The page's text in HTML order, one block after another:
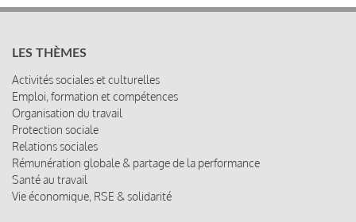
LES THÈMES
Activités sociales et culturelles
Emploi, formation et compétences
Organisation du travail
Protection sociale
Relations sociales
Rémunération globale & partage de la performance
Santé au travail
Vie économique, RSE & solidarité